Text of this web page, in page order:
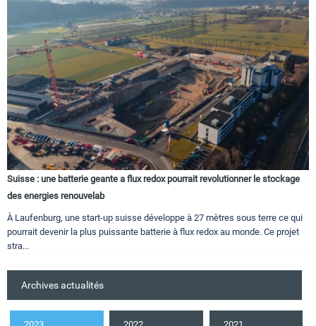
Suisse : une batterie geante a flux redox pourrait revolutionner le stockage
des energies renouvelab
À Laufenburg, une start-up suisse développe à 27 mètres sous terre ce qui
pourrait devenir la plus puissante batterie à flux redox au monde. Ce projet
stra...
Archives actualités